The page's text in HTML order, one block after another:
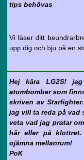
tips behövas
Vi läser ditt
upp dig och bju på en
Hej kära LG2S!
atombomber som
skriven av
jag vill ta reda på vad
veta vad jag pratar
här eller på
ojämna mellanrum!
PoK